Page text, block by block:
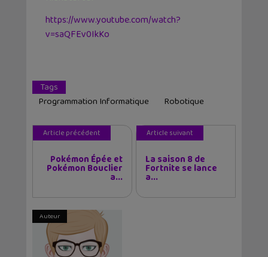
https://www.youtube.com/watch?
v=saQFEv0IkKo
Tags
Programmation Informatique
Robotique
Article précédent
Pokémon Épée et
Pokémon Bouclier
a...
Article suivant
La saison 8 de
Fortnite se lance
a...
Auteur